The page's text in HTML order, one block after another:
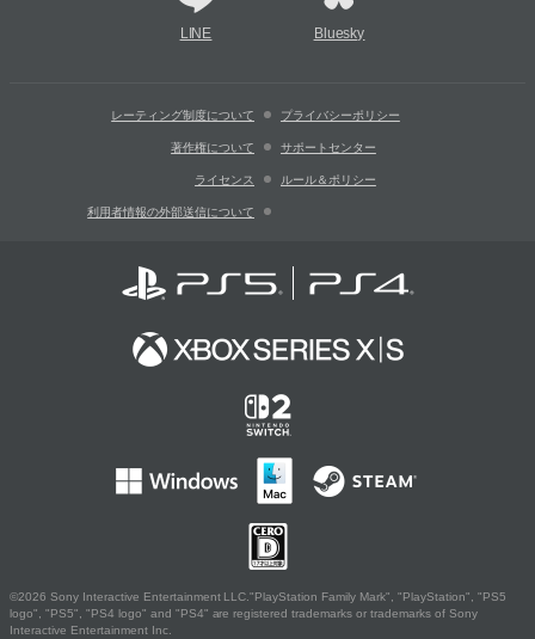
LINE Bluesky
レーティング制度について プライバシーポリシー
著作権について サポートセンター
ライセンス ルール＆ポリシー
利用者情報の外部送信について
©2026 Sony Interactive Entertainment LLC."PlayStation Family Mark", "PlayStation", "PS5
logo", "PS5", "PS4 logo" and "PS4" are registered trademarks or trademarks of Sony
Interactive Entertainment Inc.